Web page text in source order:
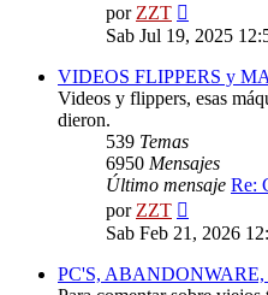
porZZT
último
Sab Jul 19, 2025
VIDEOS FLIPPERS y
Videos y flippers, esas
dieron.
539 Temas
6950 Mensajes
Último mensaje Re:
porZZT
último
Sab Feb 21, 2026
PC'S, ABANDONWARE,